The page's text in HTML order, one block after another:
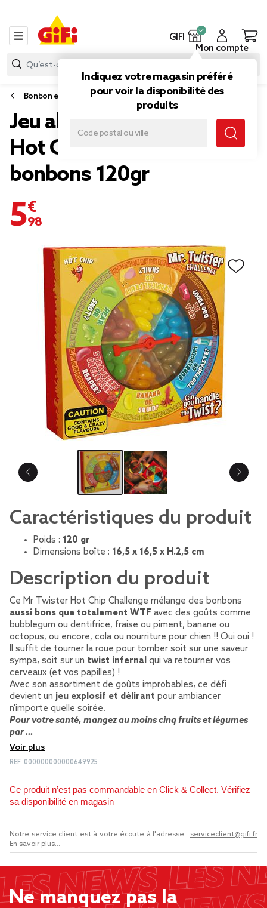
GIFI
Indiquez votre magasin préféré
pour voir la disponibilité des
produits
Mon compte
Bonbon et gourmandise
Jeu aliment Mr Twister
Hot Chip Challenge
bonbons 120gr
5,98 €
Caractéristiques du produit
Poids : 120 gr
Dimensions boîte : 16,5 x 16,5 x H.2,5 cm
Description du produit
Ce Mr Twister Hot Chip Challenge mélange des bonbons
aussi bons que totalement WTF avec des goûts comme
bubblegum ou dentifrice, fraise ou piment, banane ou
octopus, ou encore, cola ou nourriture pour chien !! Oui oui !
Il suffit de tourner la roue pour tomber soit sur une saveur
sympa, soit sur un twist infernal qui va retourner vos
cerveaux (et vos papilles) !
Avec son assortiment de goûts improbables, ce défi
devient un jeu explosif et délirant pour ambiancer
n'importe quelle soirée.
Pour votre santé, mangez au moins cinq fruits et légumes
par …
Voir plus
REF. 000000000000649925
Ce produit n’est pas commandable en Click & Collect. Vérifiez
sa disponibilité en magasin
Notre service client est à votre écoute à l'adresse : serviceclient@gifi.fr
En savoir plus...
Ne manquez pas la